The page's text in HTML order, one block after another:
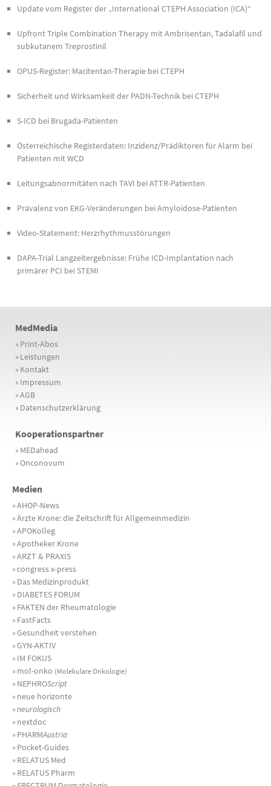
Update vom Register der „International CTEPH Association (ICA)“
Upfront Triple Combination Therapy mit Ambrisentan, Tadalafil und
subkutanem Treprostinil
OPUS-Register: Macitentan-Therapie bei CTEPH
Sicherheit und Wirksamkeit der PADN-Technik bei CTEPH
S-ICD bei Brugada-Patienten
Österreichische Registerdaten: Inzidenz/Prädiktoren für Alarm bei
Patienten mit WCD
Leitungsabnormitäten nach TAVI bei ATTR-Patienten
Prävalenz von EKG-Veränderungen bei Amyloidose-Patienten
Video-Statement: Herzrhythmusstörungen
DAPA-Trial Langzeitergebnisse: Frühe ICD-Implantation nach
primärer PCI bei STEMI
MedMedia
»Print-Abos
»Leistungen
»Kontakt
»Impressum
»AGB
»Datenschutzerklärung
Kooperationspartner
»MEDahead
»Onconovum
Medien
»AHOP-News
»Ärzte Krone: die Zeitschrift für Allgemeinmedizin
»APOKolleg
»Apotheker Krone
»ARZT & PRAXIS
»congress x-press
»Das Medizinprodukt
»DIABETES FORUM
»FAKTEN der Rheumatologie
»FastFacts
»Gesundheit verstehen
»GYN-AKTIV
»IM FOKUS
»mol-onko (Molekulare Onkologie)
»NEPHROScript
»neue horizonte
»neurologisch
»nextdoc
»PHARMAustria
»Pocket-Guides
»RELATUS Med
»RELATUS Pharm